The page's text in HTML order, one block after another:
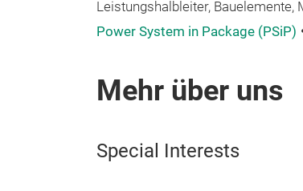
Leistungshalbleiter, Bauelemente,
Power System in Package (PSiP)
Mehr über uns
Special Interests